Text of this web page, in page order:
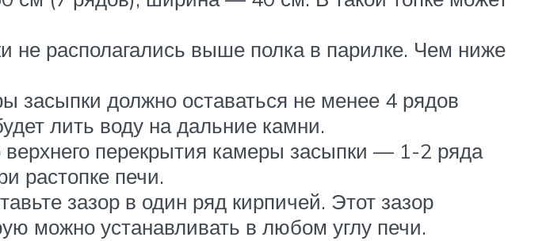
располагались выше полка в парилке. Чем ниже
засыпки должно оставаться не менее 4 рядов
лить воду на дальние камни.
верхнего перекрытия камеры засыпки — 1-2 ряда
растопке печи.
зазор в один ряд кирпичей. Этот зазор
можно устанавливать в любом углу печи.